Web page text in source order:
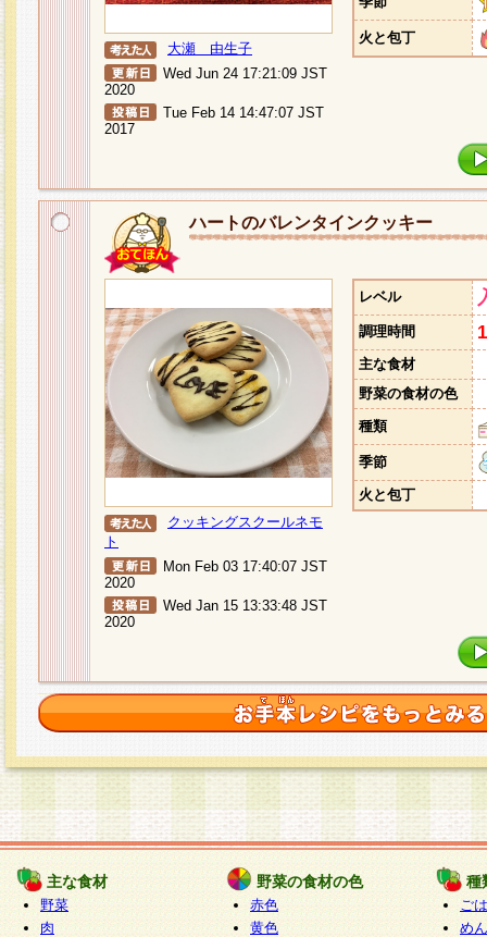
大瀬 由生子
Wed Jun 24 17:21:09 JST
2020
Tue Feb 14 14:47:07 JST
2017
火と包丁
ハートのバレンタインクッキー
クッキングスクールネモ
ト
Mon Feb 03 17:40:07 JST
2020
Wed Jan 15 13:33:48 JST
2020
レベル
調理時間
主な食材
野菜の食材の色
種類
季節
火と包丁
主な食材
野菜
肉
野菜の食材の色
赤色
黄色
種
ご
めん